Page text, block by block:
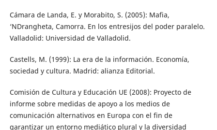
Cámara de Landa, E. y Morabito, S. (2005): Mafia,
‘NDrangheta, Camorra. En los entresijos del poder paralelo.
Valladolid: Universidad de Valladolid.
Castells, M. (1999): La era de la información. Economía,
sociedad y cultura. Madrid: alianza Editorial.
Comisión de Cultura y Educación UE (2008): Proyecto de
informe sobre medidas de apoyo a los medios de
comunicación alternativos en Europa con el fin de
garantizar un entorno mediático plural y la diversidad